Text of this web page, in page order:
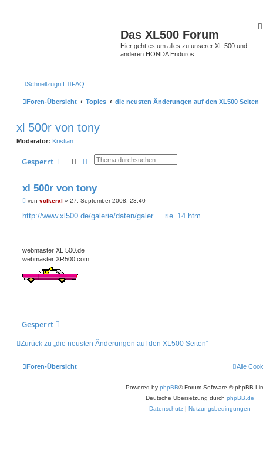
Das XL500 Forum
Hier geht es um alles zu unserer XL 500 und
anderen HONDA Enduros
Schnellzugriff FAQ
Foren-Übersicht Topics die neusten Änderungen auf den XL500 Seiten
xl 500r von tony
Moderator: Kristian
Gesperrt SucheErweiterte Suche
xl 500r von tony
B
i
von volkerxl » 27. September 2008, 23:40
http://www.xl500.de/galerie/daten/galer ... rie_14.htm
webmaster XL 500.de
webmaster XR500.com
Gesperrt
Zurück zu „die neusten Änderungen auf den XL500 Seiten“
Foren-Übersicht Alle
Powered by phpBB® Forum Software © phpBB
Deutsche Übersetzung durch phpBB.de
Datenschutz | Nutzungsbedingungen